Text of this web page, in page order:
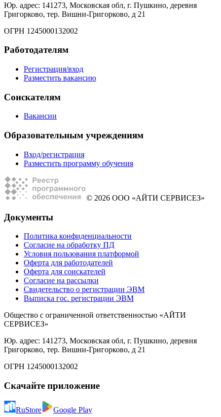
Юр. адрес: 141273, Московская обл, г. Пушкино, деревня
Григорково, тер. Вишни-Григорково, д 21
ОГРН 1245000132002
Работодателям
Регистрация/вход
Разместить вакансию
Соискателям
Вакансии
Образовательным учреждениям
Вход/регистрация
Разместить программу обучения
© 2026 ООО «АЙТИ СЕРВИСЕЗ»
Документы
Политика конфиденциальности
Согласие на обработку ПД
Условия пользования платформой
Оферта для работодателей
Оферта для соискателей
Согласие на рассылки
Свидетельство о регистрации ЭВМ
Выписка гос. регистрации ЭВМ
Общество с ограниченной ответственностью «АЙТИ
СЕРВИСЕЗ»
Юр. адрес: 141273, Московская обл, г. Пушкино, деревня
Григорково, тер. Вишни-Григорково, д 21
ОГРН 1245000132002
Скачайте приложение
RuStore Google Play